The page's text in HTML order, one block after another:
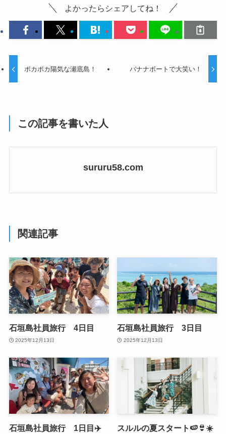
よかったらシェアしてね！
ポカポカ陽気な瀬底島！ バナナボートで大笑い！
この記事を書いた人
sururu58.com
関連記事
石垣島社員旅行 4日目
2025年12月13日
石垣島社員旅行 3日目
2025年12月13日
石垣島社員旅行 1日目✈️ スルルの夏スタート🍉👙☀️